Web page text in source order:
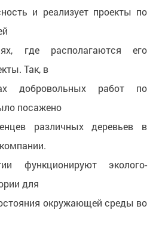
и реализует проекты по
где располагаются его
Так, в
добровольных работ по
посажено
различных деревьев в
функционируют эколого-
для
окружающей среды во